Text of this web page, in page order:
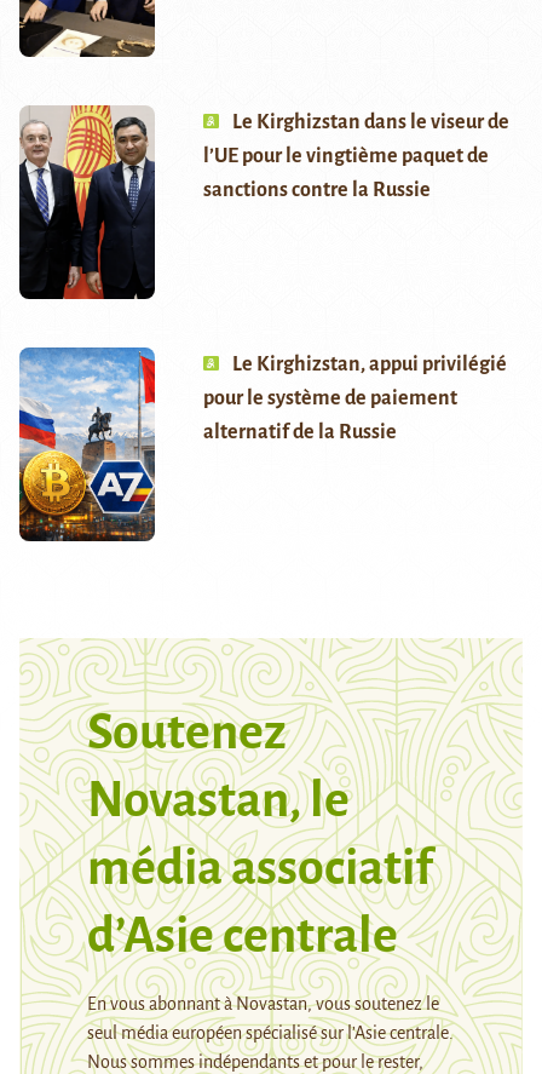
Le Kirghizstan dans le viseur de
l’UE pour le vingtième paquet de
sanctions contre la Russie
Le Kirghizstan, appui privilégié
pour le système de paiement
alternatif de la Russie
Soutenez
Novastan, le
média associatif
d’Asie centrale
En vous abonnant à Novastan, vous soutenez le
seul média européen spécialisé sur l’Asie centrale.
Nous sommes indépendants et pour le rester,